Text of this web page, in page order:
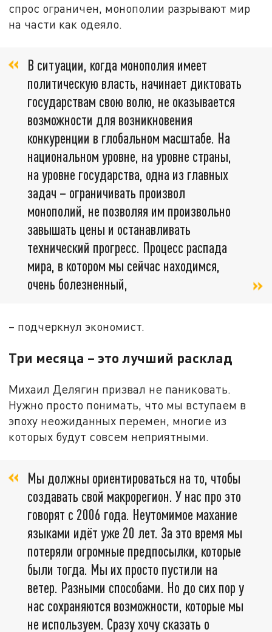
спрос ограничен, монополии разрывают мир
на части как одеяло.
В ситуации, когда монополия имеет
политическую власть, начинает диктовать
государствам свою волю, не оказывается
возможности для возникновения
конкуренции в глобальном масштабе. На
национальном уровне, на уровне страны,
на уровне государства, одна из главных
задач – ограничивать произвол
монополий, не позволяя им произвольно
завышать цены и останавливать
технический прогресс. Процесс распада
мира, в котором мы сейчас находимся,
очень болезненный,
– подчеркнул экономист.
Три месяца – это лучший расклад
Михаил Делягин призвал не паниковать.
Нужно просто понимать, что мы вступаем в
эпоху неожиданных перемен, многие из
которых будут совсем неприятными.
Мы должны ориентироваться на то, чтобы
создавать свой макрорегион. У нас про это
говорят с 2006 года. Неутомимое махание
языками идёт уже 20 лет. За это время мы
потеряли огромные предпосылки, которые
были тогда. Мы их просто пустили на
ветер. Разными способами. Но до сих пор у
нас сохраняются возможности, которые мы
не используем. Сразу хочу сказать о